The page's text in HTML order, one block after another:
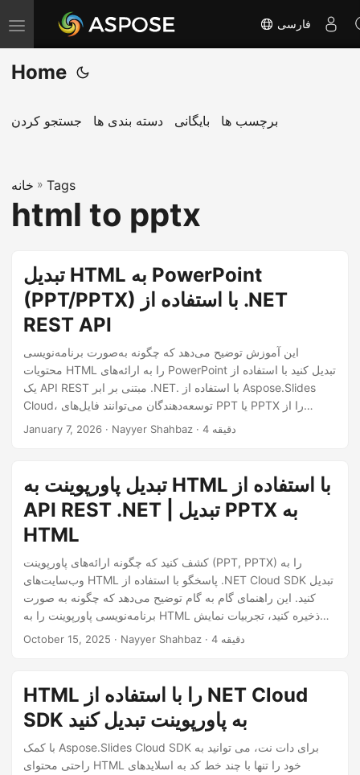
T
o
g
l
a
v
i
فارسی
Home
جستجو کردن دسته بندی ها بایگانی برچسب ها
خانه » Tags
html to pptx
تبدیل HTML به PowerPoint
(PPT/PPTX) با استفاده از .NET
REST API
این آموزش توضیح می‌دهد که چگونه به‌صورت برنامه‌نویسی
محتویات HTML را به ارائه‌های PowerPoint تبدیل کنید با استفاده از
یک API REST مبتنی بر ابر .NET. با استفاده از Aspose.Slides
Cloud، توسعه‌دهندگان می‌توانند فایل‌های PPT یا PPTX را از
HTML تولید کنند بدون نصب Microsoft PowerPoint.
January 7, 2026 · Nayyer Shahbaz · 4 دقیقه
تبدیل پاورپوینت به HTML با استفاده از
API REST .NET | تبدیل PPTX به
HTML
کشف کنید که چگونه ارائه‌های پاورپوینت (PPT, PPTX) را به
وب‌سایت‌های HTML پاسخگو با استفاده از .NET Cloud SDK تبدیل
کنید. این راهنمای گام به گام توضیح می‌دهد که چگونه به صورت
برنامه‌نویسی پاورپوینت را به HTML ذخیره کنید، تجربیات نمایش
اسلاید آنلاین ایجاد کنید و انیمیشن‌ها، تصاویر و فرمت‌بندی را با
October 15, 2025 · Nayyer Shahbaz · 4 دقیقه
HTML را با استفاده از NET Cloud
SDK به پاورپوینت تبدیل کنید
با کمک Aspose.Slides Cloud SDK برای دات نت، می توانید به
راحتی محتوای HTML خود را تنها با چند خط کد به اسلایدهای